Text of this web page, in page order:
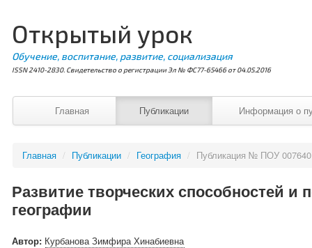
Открытый урок
Обучение, воспитание, развитие, социализация
ISSN 2410-2830. Свидетельство о регистрации Эл № ФС77-65466 от 04.05.2016
Главная Публикации Информация о
Главная / Публикации / География / Публикация № ПОУ 007640
Развитие творческих способностей и
географии
Автор: Курбанова Зимфира Хинабиевна